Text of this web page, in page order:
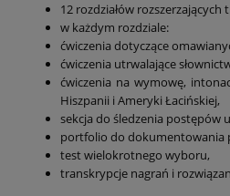
12 rozdziałów rozszerzających
w każdym rozdziale:
ćwiczenia dotyczące
ćwiczenia utrwalające
ćwiczenia na wymowę,
Hiszpanii i Ameryki Łacińskiej,
sekcja do śledzenia postępów
portfolio do dokumentowania
test wielokrotnego wyboru,
transkrypcje nagrań i